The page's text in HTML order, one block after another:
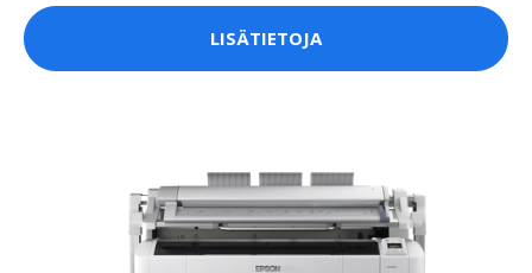
LISÄTIETOJA